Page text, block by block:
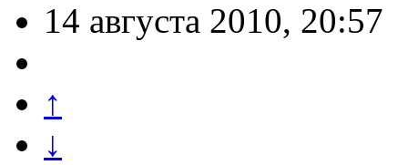
14 августа 2010, 20:57
↑
↓